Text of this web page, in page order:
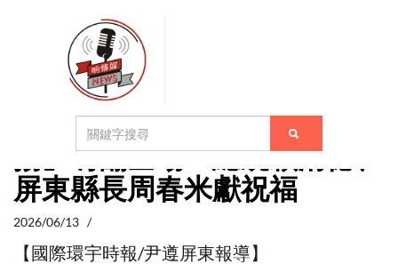
大仁科大2026畢業典禮盛大
登場！「一甲榮光，仁才遠
揚」嗨翻全場 總統賴清德、
屏東縣長周春米獻祝福
2026/06/13 /
【國際環宇時報/尹遵屏東報導】